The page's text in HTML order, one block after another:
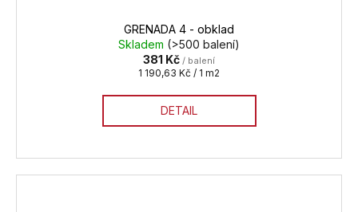
GRENADA 4 - obklad
Skladem (>500 balení)
381 Kč / balení
Měrná
1 190,63 Kč / 1 m2
DETAIL